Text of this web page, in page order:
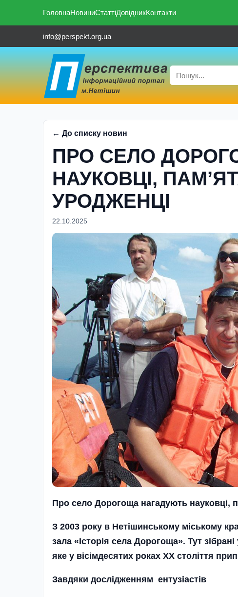
ГоловнаНовиниСтаттіДовідникКонтакти
info@perspekt.org.ua
← До списку новин
ПРО СЕЛО
НАУКОВЦІ,
УРОДЖЕНЦІ
22.10.2025
Про село Дорогоща нагадують науковці,
З 2003 року в Нетішинському міському
зала «Історія села Дорогоща». Тут
яке у вісімдесятих роках XX століття
Завдяки дослідженням ентузіастів